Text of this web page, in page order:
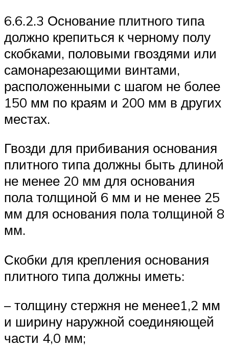
6.6.2.3 Основание плитного типа
должно крепиться к черному полу
скобками, половыми гвоздями или
самонарезающими винтами,
расположенными с шагом не более
150 мм по краям и 200 мм в других
местах.
Гвозди для прибивания основания
плитного типа должны быть длиной
не менее 20 мм для основания
пола толщиной 6 мм и не менее 25
мм для основания пола толщиной 8
мм.
Скобки для крепления основания
плитного типа должны иметь:
– толщину стержня не менее1,2 мм
и ширину наружной соединяющей
части 4,0 мм;